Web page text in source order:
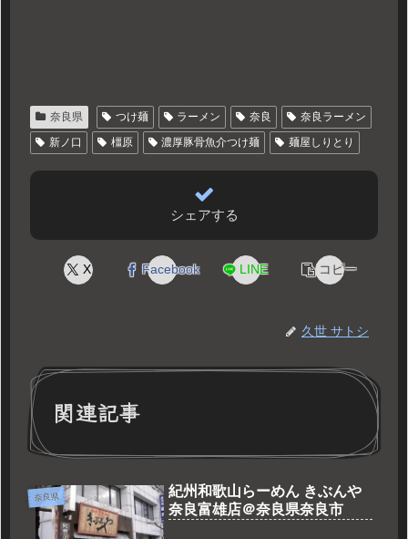
奈良県 つけ麺 ラーメン 奈良
奈良ラーメン
新ノ口
橿原 濃厚豚骨魚介つけ麺 麺屋しりとり
シェアする
X Facebook LINE コピー
久世 サトシ
関連記事
奈良県
紀州和歌山らーめん きぶんや
奈良富雄店＠奈良県奈良市